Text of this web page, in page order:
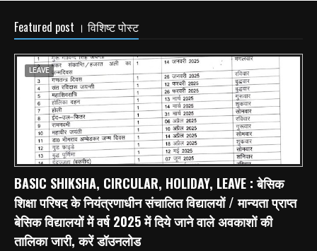
Featured post । विशिष्ट पोस्ट
LEAVE
BASIC SHIKSHA, CIRCULAR, HOLIDAY, LEAVE : बेसिक
शिक्षा परिषद के नियंत्रणाधीन संचालित विद्यालयों / मान्यता प्राप्त
बेसिक विद्यालयों में वर्ष 2025 में दिये जाने वाले अवकाशों की
तालिका जारी, करें डॉउनलोड